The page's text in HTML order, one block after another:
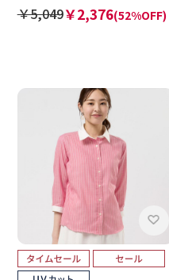
レディース
￥5,049￥2,376(52%OFF)